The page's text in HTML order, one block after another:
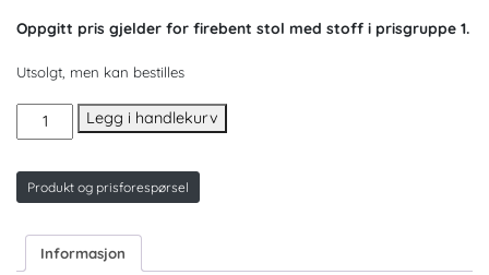
Oppgitt pris gjelder for firebent stol med stoff i prisgruppe 1.
Utsolgt, men kan bestilles
Collar
konferansestol
Legg i handlekurv
Produkt og prisforespørsel
Informasjon